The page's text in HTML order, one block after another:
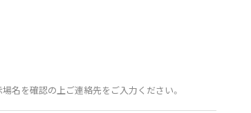
名を確認の上ご連絡先をご入力ください。